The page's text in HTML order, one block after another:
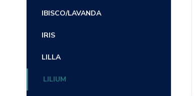
IBISCO/LAVANDA
IRIS
LILLA
LILIUM